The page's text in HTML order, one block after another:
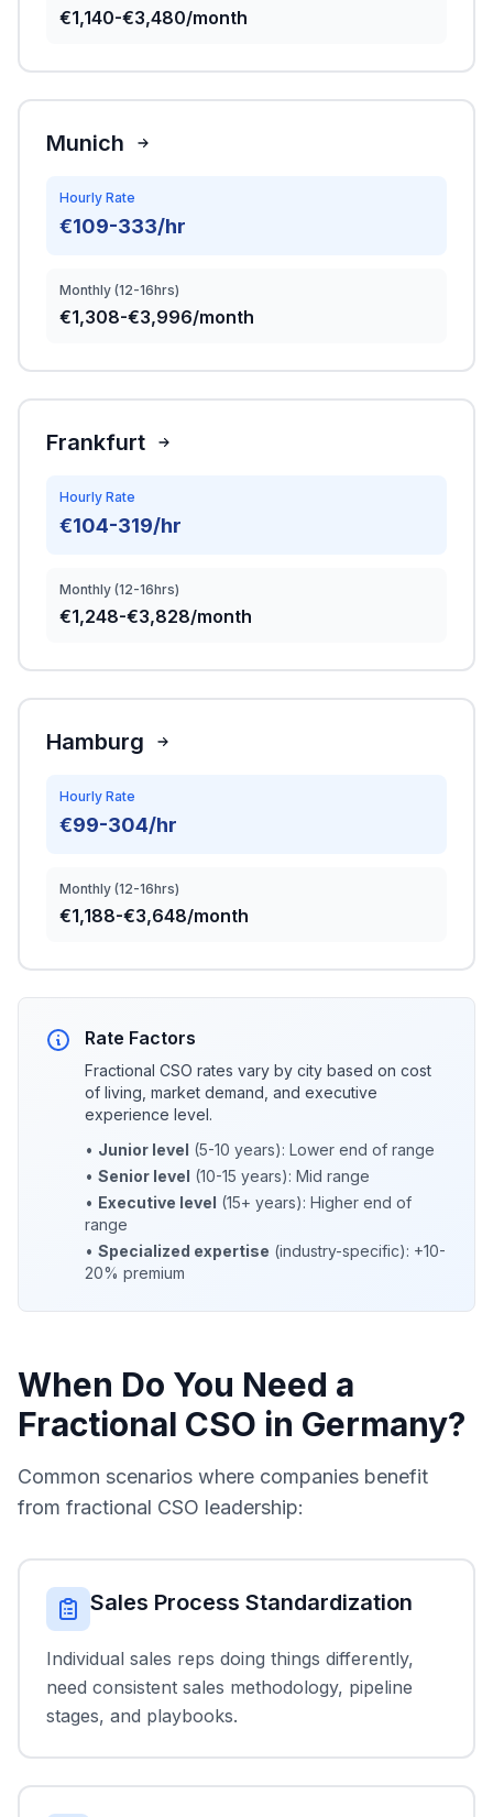
€1,140-€3,480/month
Munich
Hourly Rate
€109-333/hr
Monthly (12-16hrs)
€1,308-€3,996/month
Frankfurt
Hourly Rate
€104-319/hr
Monthly (12-16hrs)
€1,248-€3,828/month
Hamburg
Hourly Rate
€99-304/hr
Monthly (12-16hrs)
€1,188-€3,648/month
Rate Factors
Fractional CSO rates vary by city based on cost
of living, market demand, and executive
experience level.
• Junior level (5-10 years): Lower end of range
• Senior level (10-15 years): Mid range
• Executive level (15+ years): Higher end of
range
• Specialized expertise (industry-specific): +10-
20% premium
When Do You Need a
Fractional CSO in Germany?
Common scenarios where companies benefit
from fractional CSO leadership:
Sales Process Standardization
Individual sales reps doing things differently,
need consistent sales methodology, pipeline
stages, and playbooks.